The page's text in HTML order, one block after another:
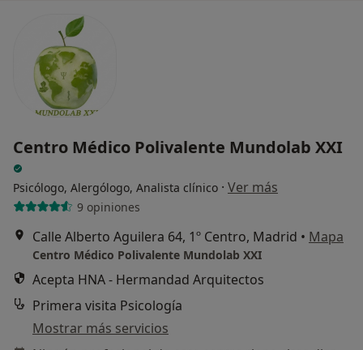
Centro Médico Polivalente Mundolab XXI
Psicólogo, Alergólogo, Analista clínico · Ver más
9 opiniones
Calle Alberto Aguilera 64, 1º Centro, Madrid • Mapa
Centro Médico Polivalente Mundolab XXI
Acepta HNA - Hermandad Arquitectos
Primera visita Psicología
Mostrar más servicios